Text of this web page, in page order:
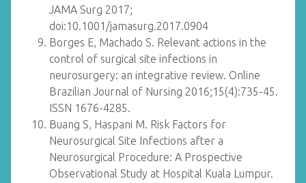
JAMA Surg 2017;
doi:10.1001/jamasurg.2017.0904
Borges E, Machado S. Relevant actions in the
control of surgical site infections in
neurosurgery: an integrative review. Online
Brazilian Journal of Nursing 2016;15(4):735-45.
ISSN 1676-4285.
Buang S, Haspani M. Risk Factors for
Neurosurgical Site Infections after a
Neurosurgical Procedure: A Prospective
Observational Study at Hospital Kuala Lumpur.